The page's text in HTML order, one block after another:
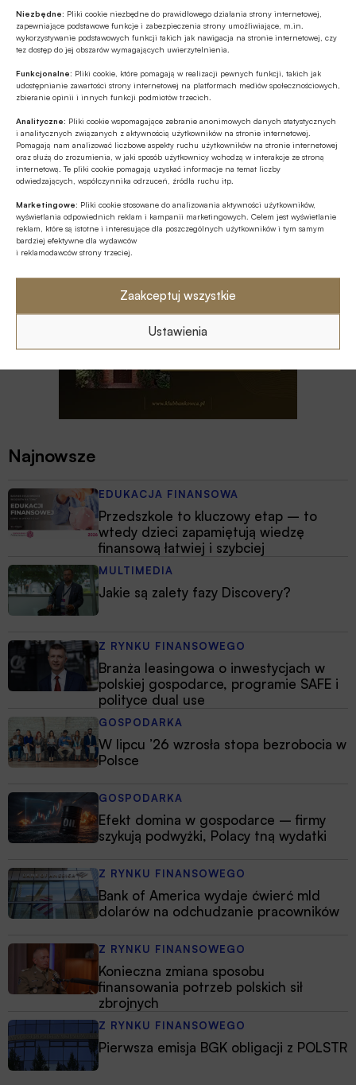
Niezbędne: Pliki cookie niezbędne do prawidłowego działania strony internetowej,
zapewniające podstawowe funkcje i zabezpieczenia strony umożliwiające, m.in.
wykorzystywanie podstawowych funkcji takich jak nawigacja na stronie internetowej, czy
tez dostęp do jej obszarów wymagających uwierzytelnienia.
Funkcjonalne: Pliki cookie, które pomagają w realizacji pewnych funkcji, takich jak
udostępnianie zawartości strony internetowej na platformach mediów społecznościowych,
zbieranie opinii i innych funkcji podmiotów trzecich.
Analityczne: Pliki cookie wspomagające zebranie anonimowych danych statystycznych
i analitycznych związanych z aktywnością użytkowników na stronie internetowej.
Pomagają nam analizować liczbowe aspekty ruchu użytkowników na stronie internetowej
oraz służą do zrozumienia, w jaki sposób użytkownicy wchodzą w interakcje ze stroną
internetową. Te pliki cookie pomagają uzyskać informacje na temat liczby
odwiedzających, współczynnika odrzuceń, źródła ruchu itp.
Marketingowe: Pliki cookie stosowane do analizowania aktywności użytkowników,
wyświetlania odpowiednich reklam i kampanii marketingowych. Celem jest wyświetlanie
reklam, które są istotne i interesujące dla poszczególnych użytkowników i tym samym
bardziej efektywne dla wydawców
i reklamodawców strony trzeciej.
Zaakceptuj wszystkie
Ustawienia
Zielone remonty odrębnym, masowym
segmentem rynku finansowania
Z RYNKU FINANSOWEGO
PKO BP o nowych zasadach
ustawowych w sprawach frankowych
MULTIMEDIA
Na czym polega faza Discovery?
Najnowsze
EDUKACJA FINANSOWA
Przedszkole to kluczowy etap – to
wtedy dzieci zapamiętują wiedzę
finansową łatwiej i szybciej
MULTIMEDIA
Jakie są zalety fazy Discovery?
Z RYNKU FINANSOWEGO
Branża leasingowa o inwestycjach w
polskiej gospodarce, programie SAFE i
polityce dual use
GOSPODARKA
W lipcu ’26 wzrosła stopa bezrobocia w
Polsce
GOSPODARKA
Efekt domina w gospodarce – firmy
szykują podwyżki, Polacy tną wydatki
Z RYNKU FINANSOWEGO
Bank of America wydaje ćwierć mld
dolarów na odchudzanie pracowników
Z RYNKU FINANSOWEGO
Konieczna zmiana sposobu
finansowania potrzeb polskich sił
zbrojnych
Z RYNKU FINANSOWEGO
Pierwsza emisja BGK obligacji z POLSTR